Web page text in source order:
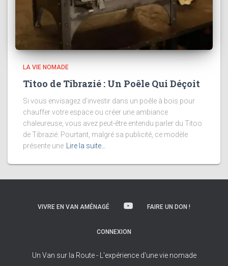
LA VIE NOMADE
Titoo de Tibrazié : Un Poêle Qui Déçoit
Si vous envisagez d’investir dans un poêle à bois pour
chauffer votre espace ou créer une ambiance
chaleureuse, vous avez peut-être entendu parler du Titoo
de Tibrazié. Pourtant, malgré sa publicité, ce modèle
présente une
Lire la suite…
VIVRE EN VAN AMÉNAGÉ FAIRE UN DON !
CONNEXION
Un Van sur la Route - L'expérience d'une vie nomade